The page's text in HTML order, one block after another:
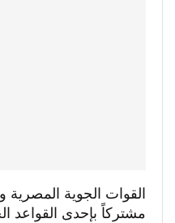
القوات الجوية المصرية
مشتركاً بإحدى القواعد